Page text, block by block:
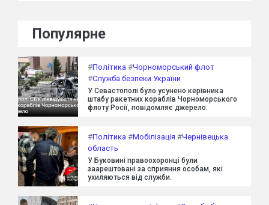
Популярне
#Політика #Чорноморський флот
#Служба безпеки України
У Севастополі було усунено керівника
штабу ракетних кораблів Чорноморського
флоту Росії, повідомляє джерело.
#Політика #Мобілізація #Чернівецька
область
У Буковині правоохоронці були
заарештовані за сприяння особам, які
ухиляються від служби.